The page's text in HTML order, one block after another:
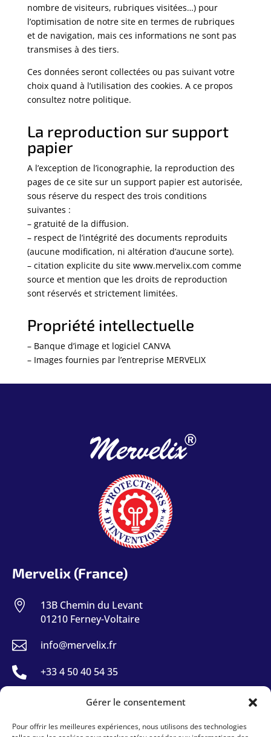
Gérer le consentement
Pour offrir les meilleures expériences, nous utilisons des technologies
nombre de visiteurs, rubriques visitées…) pour
l’optimisation de notre site en termes de rubriques
et de navigation, mais ces informations ne sont pas
transmises à des tiers.
Ces données seront collectées ou pas suivant votre
choix quand à l’utilisation des cookies. A ce propos
consultez notre politique.
La reproduction sur support
papier
A l’exception de l’iconographie, la reproduction des
pages de ce site sur un support papier est autorisée,
sous réserve du respect des trois conditions
suivantes :
– gratuité de la diffusion.
– respect de l’intégrité des documents reproduits
(aucune modification, ni altération d’aucune sorte).
– citation explicite du site www.mervelix.com comme
source et mention que les droits de reproduction
sont réservés et strictement limitées.
Propriété intellectuelle
– Banque d’image et logiciel CANVA
– Images fournies par l’entreprise MERVELIX
Mervelix
®
Mervelix (France)

13B Chemin du Levant
01210 Ferney-Voltaire
 info@mervelix.fr
 +33 4 50 40 54 35
Mervelix Sarl (Suisse)